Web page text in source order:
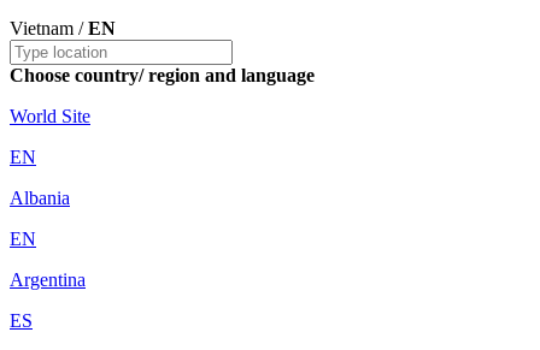
Vietnam /EN
Choose country/ region and language
World Site
EN
Albania
EN
Argentina
ES